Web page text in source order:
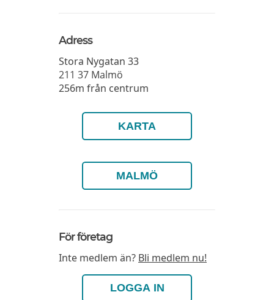
Adress
Stora Nygatan 33
211 37 Malmö
256m från centrum
KARTA
MALMÖ
För företag
Inte medlem än? Bli medlem nu!
LOGGA IN